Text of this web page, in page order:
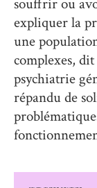
expliquer la
une
complexes,
psychiatrie
répandu de